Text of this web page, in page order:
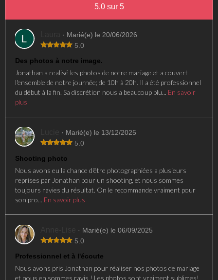
5.0 sur 5
· Marié(e) le 20/06/2026
5.0
Des photos à notre image.
Jonathan a realisé les photos de notre mariage et a couvert
l'ensemble de notre journée; de 10h à 20h. Il a été professionnel
du début à la fin. Sa discrétion nous a beaucoup plu... En savoir
plus
· Marié(e) le 13/12/2025
5.0
Shooting photo
Nous avons eu la chance d'être photographiées a plusieurs
reprises par Jonathan pour un shooting, et nous sommes
toujours ravies du résultat. On le recommande vraiment pour
son pro... En savoir plus
· Marié(e) le 06/09/2025
5.0
Professionnel et à l'écoute
Nous avons pris Jonathan pour réaliser nos photos de mariage
et nous en sommes ravis ! Les photos sont vraiment sublimes!